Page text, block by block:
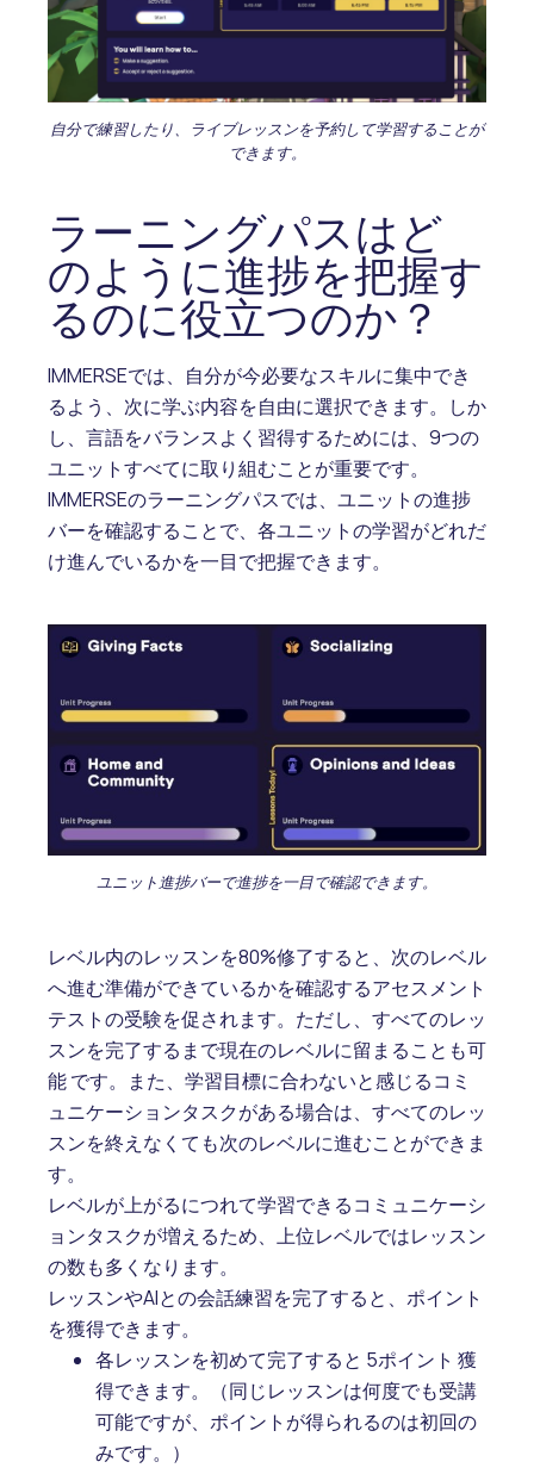
自分で練習したり、ライブレッスンを予約して学習することが
できます。
ラーニングパスはど
のように進捗を把握す
るのに役立つのか？
IMMERSEでは、自分が今必要なスキルに集中でき
るよう、次に学ぶ内容を自由に選択できます。しか
し、言語をバランスよく習得するためには、9つの
ユニットすべてに取り組むことが重要です。
IMMERSEのラーニングパスでは、ユニットの進捗
バーを確認することで、各ユニットの学習がどれだ
け進んでいるかを一目で把握できます。
ユニット進捗バーで進捗を一目で確認できます。
レベル内のレッスンを80%修了すると、次のレベル
へ進む準備ができているかを確認するアセスメント
テストの受験を促されます。ただし、すべてのレッ
スンを完了するまで現在のレベルに留まることも可
能 です。また、学習目標に合わないと感じるコミ
ュニケーションタスクがある場合は、すべてのレッ
スンを終えなくても次のレベルに進むことができま
す。
レベルが上がるにつれて学習できるコミュニケーシ
ョンタスクが増えるため、上位レベルではレッスン
の数も多くなります。
レッスンやAIとの会話練習を完了すると、ポイント
を獲得できます。
各レッスンを初めて完了すると 5ポイント 獲
得できます。（同じレッスンは何度でも受講
可能ですが、ポイントが得られるのは初回の
みです。）